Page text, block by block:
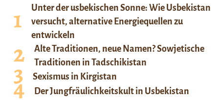
Unter der usbekischen Sonne: Wie Usbekistan
versucht, alternative Energiequellen zu
entwickeln
Alte Traditionen, neue Namen? Sowjetische
Traditionen in Tadschikistan
Sexismus in Kirgistan
Der Jungfräulichkeitskult in Usbekistan